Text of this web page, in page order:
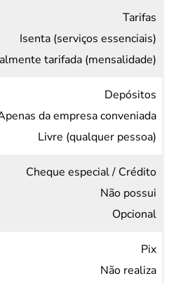
Tarifas
Isenta (serviços essenciais)
tarifada (mensalidade)
Depósitos
da empresa conveniada
Livre (qualquer pessoa)
Cheque especial / Crédito
Não possui
Opcional
Pix
Não realiza